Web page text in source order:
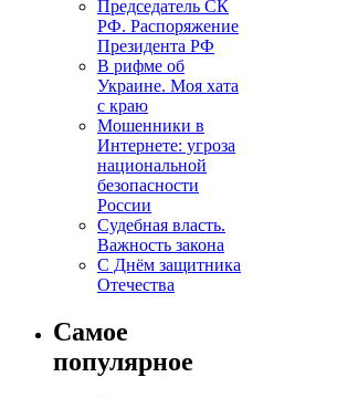
Председатель СК
РФ. Распоряжение
Президента РФ
В рифме об
Украине. Моя хата
с краю
Мошенники в
Интернете: угроза
национальной
безопасности
России
Судебная власть.
Важность закона
С Днём защитника
Отечества
Самое
популярное